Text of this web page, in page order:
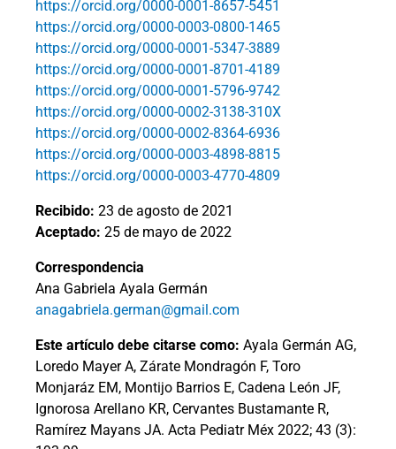
https://orcid.org/0000-0001-8657-5451
https://orcid.org/0000-0003-0800-1465
https://orcid.org/0000-0001-5347-3889
https://orcid.org/0000-0001-8701-4189
https://orcid.org/0000-0001-5796-9742
https://orcid.org/0000-0002-3138-310X
https://orcid.org/0000-0002-8364-6936
https://orcid.org/0000-0003-4898-8815
https://orcid.org/0000-0003-4770-4809
Recibido: 23 de agosto de 2021
Aceptado: 25 de mayo de 2022
Correspondencia
Ana Gabriela Ayala Germán
anagabriela.german@gmail.com
Este artículo debe citarse como: Ayala Germán AG,
Loredo Mayer A, Zárate Mondragón F, Toro
Monjaráz EM, Montijo Barrios E, Cadena León JF,
Ignorosa Arellano KR, Cervantes Bustamante R,
Ramírez Mayans JA. Acta Pediatr Méx 2022; 43 (3):